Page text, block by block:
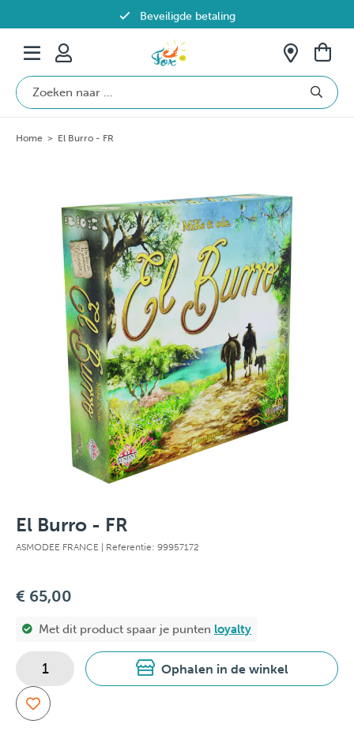
Beveiligde betaling
Gratis verzending vanaf €69 in België
Home > El Burro - FR
El Burro - FR
ASMODEE FRANCE | Referentie: 99957172
€ 65,00
Met dit product spaar je punten loyalty
Ophalen in de winkel